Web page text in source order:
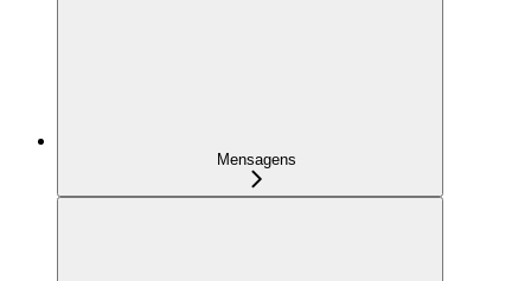
Mensagens